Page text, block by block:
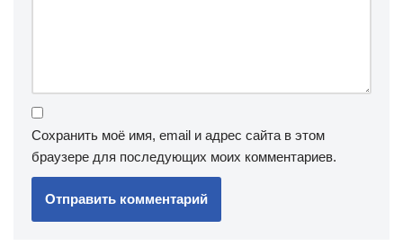
Сохранить моё имя, email и адрес сайта в этом
браузере для последующих моих комментариев.